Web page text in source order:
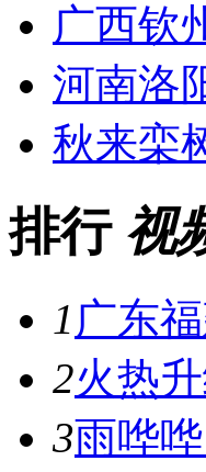
广西钦
河南洛
秋来栾
排行 视
1 广东
2火热
3雨哗